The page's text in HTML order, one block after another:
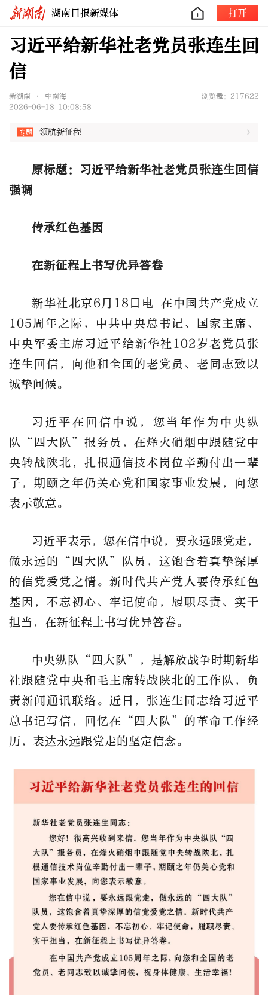
湖南日报新媒体 打开
习近平给新华社老党员张连生回
信
新湖南 • 中南海
浏览量：217622
2026-06-18 10:08:58
领航新征程
原标题：习近平给新华社老党员张连生回信
强调
传承红色基因
在新征程上书写优异答卷
新华社北京6月18日电 在中国共产党成立
105周年之际，中共中央总书记、国家主席、
中央军委主席习近平给新华社102岁老党员张
连生回信，向他和全国的老党员、老同志致以
诚挚问候。
习近平在回信中说，您当年作为中央纵
队“四大队”报务员，在烽火硝烟中跟随党中
央转战陕北，扎根通信技术岗位辛勤付出一辈
子，期颐之年仍关心党和国家事业发展，向您
表示敬意。
习近平表示，您在信中说，要永远跟党走，
做永远的“四大队”队员，这饱含着真挚深厚
的信党爱党之情。新时代共产党人要传承红色
基因，不忘初心、牢记使命，履职尽责、实干
担当，在新征程上书写优异答卷。
中央纵队“四大队”，是解放战争时期新华
社跟随党中央和毛主席转战陕北的工作队，负
责新闻通讯联络。近日，张连生同志给习近平
总书记写信，回忆在“四大队”的革命工作经
历，表达永远跟党走的坚定信念。